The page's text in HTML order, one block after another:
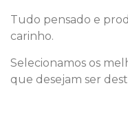
Tudo pensado e
carinho.
Selecionamos os
que desejam ser